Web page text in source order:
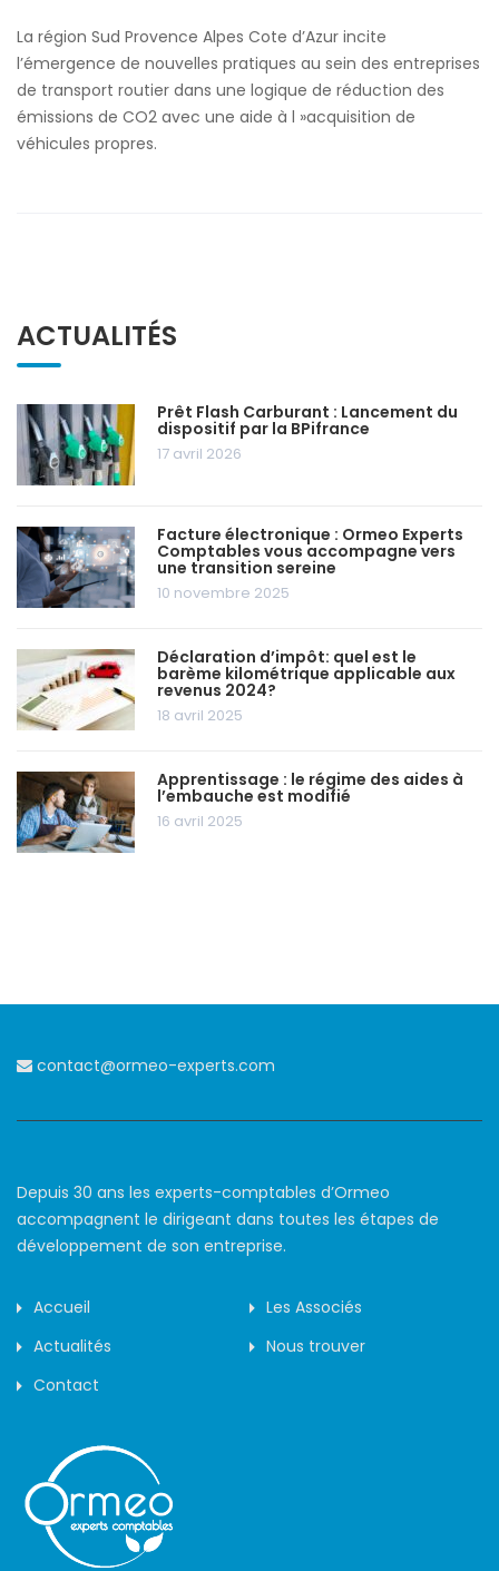
transport
La région Sud Provence Alpes Cote d’Azur incite
l’émergence de nouvelles pratiques au sein des entreprises
de transport routier dans une logique de réduction des
émissions de CO2 avec une aide à l »acquisition de
véhicules propres.
ACTUALITÉS
Prêt Flash Carburant : Lancement du
dispositif par la BPifrance
17 avril 2026
Facture électronique : Ormeo Experts
Comptables vous accompagne vers
une transition sereine
10 novembre 2025
Déclaration d’impôt: quel est le
barème kilométrique applicable aux
revenus 2024?
18 avril 2025
Apprentissage : le régime des aides à
l’embauche est modifié
16 avril 2025
contact@ormeo-experts.com
Depuis 30 ans les experts-comptables d’Ormeo
accompagnent le dirigeant dans toutes les étapes de
développement de son entreprise.
Accueil
Les Associés
Actualités
Nous trouver
Contact